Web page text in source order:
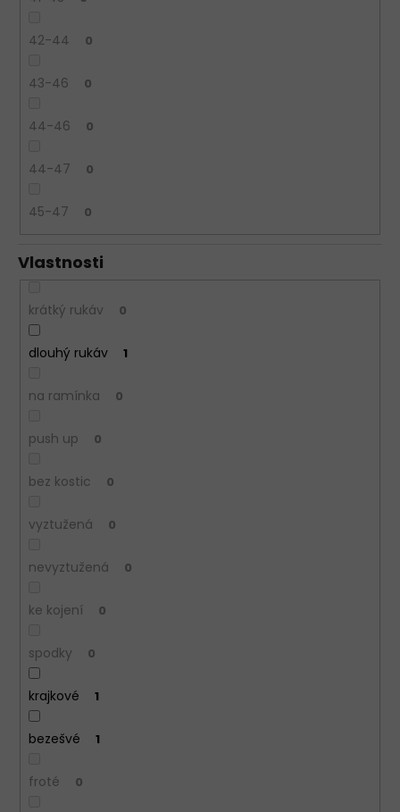
42-44 0
43-46 0
44-46 0
44-47 0
45-47 0
Vlastnosti
krátký rukáv 0
dlouhý rukáv 1
na ramínka 0
push up 0
bez kostic 0
vyztužená 0
nevyztužená 0
ke kojení 0
spodky 0
krajkové 1
bezešvé 1
froté 0